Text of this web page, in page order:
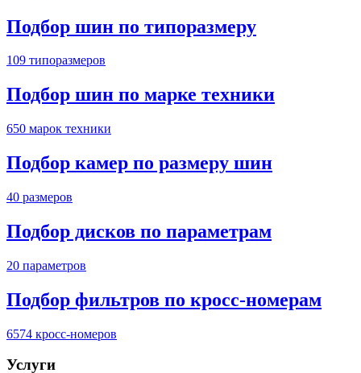
Подбор шин по типоразмеру
109 типоразмеров
Подбор шин по марке техники
650 марок техники
Подбор камер по размеру шин
40 размеров
Подбор дисков по параметрам
20 параметров
Подбор фильтров по кросс-номерам
6574 кросс-номеров
Услуги